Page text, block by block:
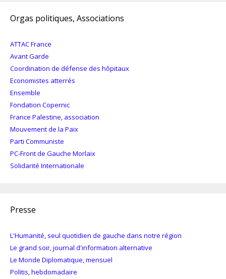
Orgas politiques, Associations
ATTAC France
Avant Garde
Coordination de défense des hôpitaux
Economistes atterrés
Ensemble
Fondation Copernic
France Palestine, association
Mouvement de la Paix
Parti Communiste
PC-Front de Gauche Morlaix
Solidarité Internationale
Presse
L'Humanité, seul quotidien de gauche dans notre région
Le grand soir, journal d'information alternative
Le Monde Diplomatique, mensuel
Politis, hebdomadaire